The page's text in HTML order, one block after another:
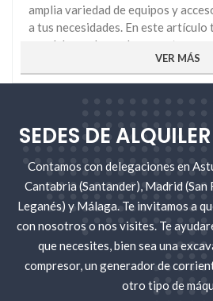
amplia variedad de equipos y
a tus necesidades. En este
que debes saber sobre nuestro
maquinaria de excavación y cómo
él.
herramientas que se utilizan para
movimiento de tierras, como
cimentaciones, demoliciones,
maquinaria de excavación se
tipos de máquinas, como
retroexcavadoras,
motoniveladoras, etc. Cada una de
una función específica y se elige
tamaño del trabajo a realizar.
Descubre las ventajas del
VER MÁS
SEDES DE
Contamos con delegaciones en
Cantabria (Santander), Madrid (San
Leganés) y Málaga. Te invitamos a
con nosotros o nos visites. Te
que necesites, bien sea una
compresor, un generador de
otro tipo de